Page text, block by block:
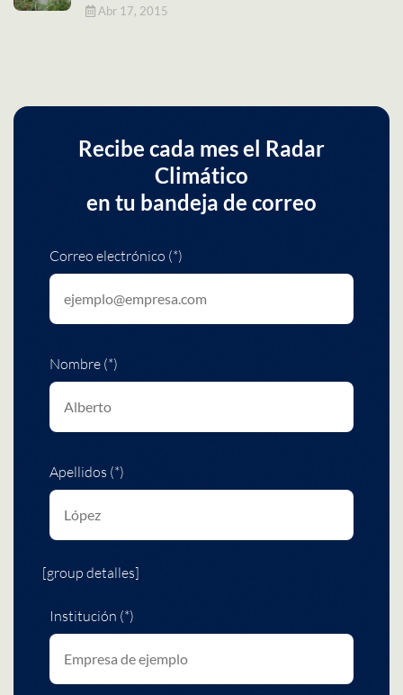
Abr 17, 2015
Recibe cada mes el Radar
Climático
en tu bandeja de correo
Correo electrónico (*)
Nombre (*)
Apellidos (*)
[group detalles]
Institución (*)